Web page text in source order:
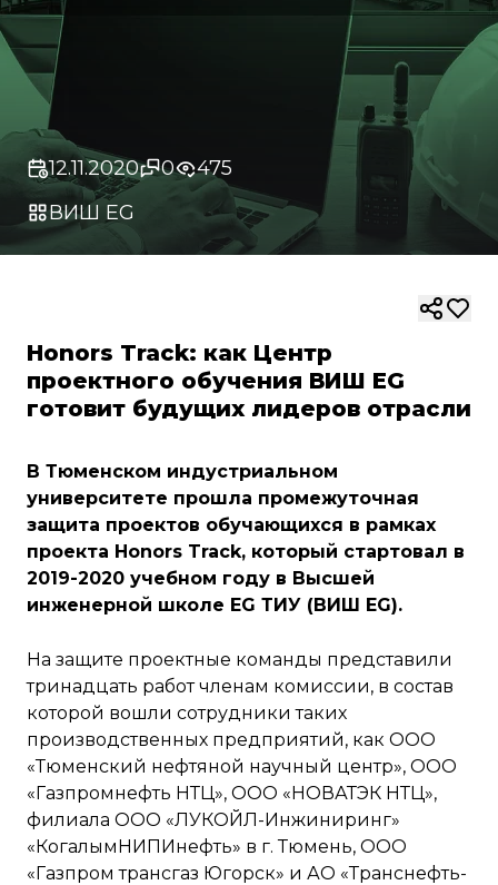
12.11.2020 0
475
ВИШ EG
Honors Track: как Центр
проектного обучения ВИШ EG
готовит будущих лидеров отрасли
В Тюменском индустриальном
университете прошла промежуточная
защита проектов обучающихся в рамках
проекта Honors Track, который стартовал в
2019-2020 учебном году в Высшей
инженерной школе EG ТИУ (ВИШ EG).
На защите проектные команды представили
тринадцать работ членам комиссии, в состав
которой вошли сотрудники таких
производственных предприятий, как ООО
«Тюменский нефтяной научный центр», ООО
«Газпромнефть НТЦ», ООО «НОВАТЭК НТЦ»,
филиала ООО «ЛУКОЙЛ-Инжиниринг»
«КогалымНИПИнефть» в г. Тюмень, ООО
«Газпром трансгаз Югорск» и АО «Транснефть-